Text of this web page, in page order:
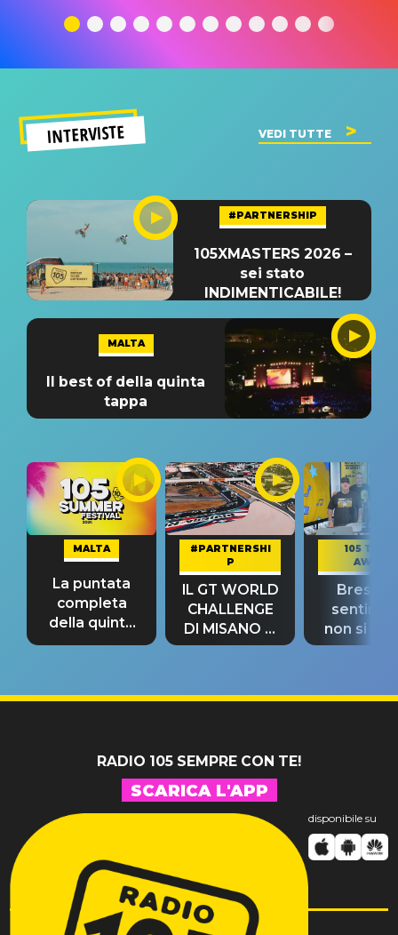
significato
del singolo
INTERVISTE VEDI TUTTE
#PARTNERSHIP
105XMASTERS 2026 –
sei stato
INDIMENTICABILE!
MALTA
Il best of della quinta
tappa
MALTA
La puntata
completa
della quinta
tappa
#PARTNERSHI
P
IL GT WORLD
CHALLENGE
DI MISANO si
riconferma
105 TAKE
AWAY
Bresh:
non si
fino alla
RADIO 105 SEMPRE CON TE!
SCARICA L'APP
disponibile su